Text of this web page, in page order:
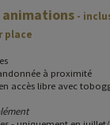
-
place
à proximité
accès libre avec